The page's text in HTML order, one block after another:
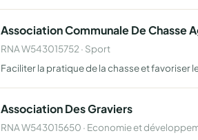
Association Communale De Chasse
RNA W543015752 · Sport
Faciliter la pratique de la chasse et favoriser
Association Des Graviers
RNA W543015650 · Economie et